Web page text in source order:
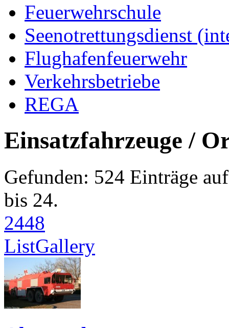
Feuerwehrschule
Seenotrettungsdienst
Flughafenfeuerwehr
Verkehrsbetriebe
REGA
Einsatzfahrzeuge /
Gefunden: 524 Einträge
bis 24.
2448
ListGallery